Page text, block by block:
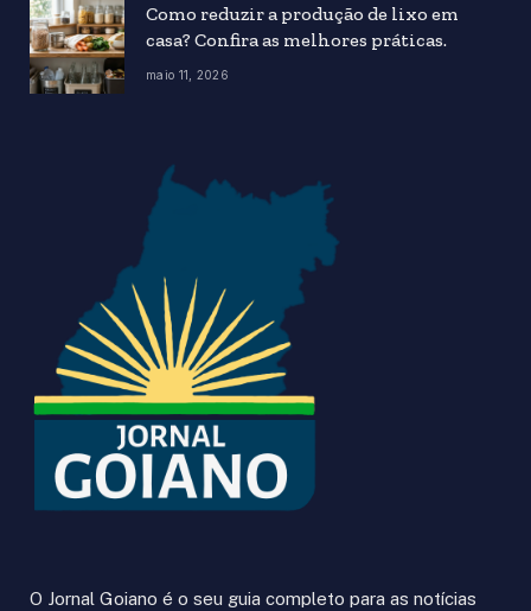
Como reduzir a produção de lixo em
casa? Confira as melhores práticas.
maio 11, 2026
O Jornal Goiano é o seu guia completo para as notícias